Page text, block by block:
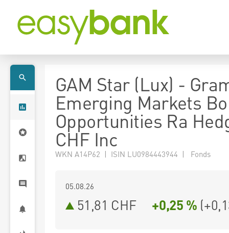
GAM Star (Lux) -
Emerging Markets
Opportunities Ra
CHF Inc
WKN A14P62 | ISIN LU0984443944 | Fonds
05.08.26
51,81 CHF +0,25 % (